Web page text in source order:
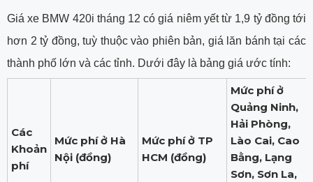
Giá xe BMW 420i tháng 12 có giá niêm yết từ 1,9 tỷ đồng tới
hơn 2 tỷ đồng, tuỳ thuộc vào phiên bản, giá lăn bánh tại các
thành phố lớn và các tỉnh. Dưới đây là bảng giá ước tính:
Các
Khoản
phí
Mức phí ở Hà
Nội (đồng)
Mức phí ở TP
HCM (đồng)
Mức phí ở
Quảng Ninh,
Hải Phòng,
Lào Cai, Cao
Bằng, Lạng
Sơn, Sơn La,